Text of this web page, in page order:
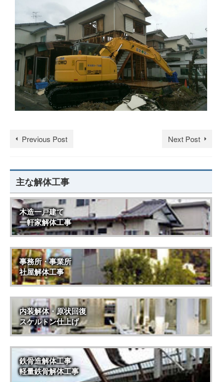
Previous Post Next Post
主な解体工事
木造一戸建て
一軒家解体工事
事務所・事業所
社屋解体工事
内装解体・原状回復
スケルトン仕上げ
鉄骨造解体工事
軽量鉄骨解体工事